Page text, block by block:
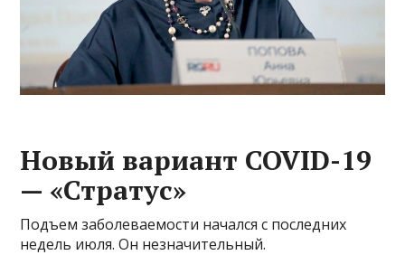
Новый вариант COVID-19
— «Стратус»
Подъем заболеваемости начался с последних
недель июля. Он незначительный.